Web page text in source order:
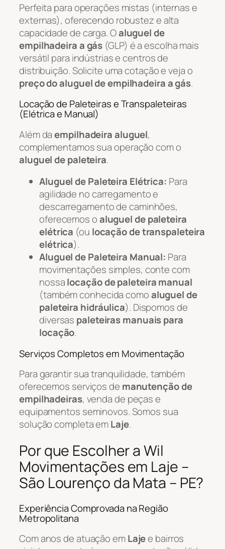
Perfeita para operações mistas (internas e
externas), oferecendo robustez e alta
capacidade de carga. Oaluguel de
empilhadeira a gás (GLP) é a escolha mais
versátil para indústrias e centros de
distribuição. Solicite uma cotação e veja o
preço do aluguel de empilhadeira a gás.
Locação de Paleteiras e Transpaleteiras
(Elétrica e Manual)
Além daempilhadeira aluguel,
complementamos sua operação com o
aluguel de paleteira.
Aluguel de Paleteira Elétrica: Para
agilidade no carregamento e
descarregamento de caminhões,
oferecemos oaluguel de paleteira
elétrica (ou locação de transpaleteira
elétrica).
Aluguel de Paleteira Manual: Para
movimentações simples, conte com
nossalocação de paleteira manual
(também conhecida comoaluguel de
paleteira hidráulica). Dispomos de
diversas paleteiras manuais para
locação.
Serviços Completos em Movimentação
Para garantir sua tranquilidade, também
oferecemos serviços de manutenção de
empilhadeiras, venda de peças e
equipamentos seminovos. Somos sua
solução completa emLaje.
Por que Escolher a Wil
Movimentações em Laje –
São Lourenço da Mata – PE?
Experiência Comprovada na Região
Metropolitana
Com anos de atuação emLajee bairros